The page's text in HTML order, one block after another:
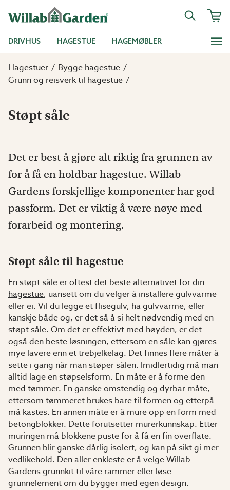
DRIVHUS HAGESTUE HAGEMØBLER
Hagestuer
Bygge hagestue
Grunn og reisverk til hagestue
Støpt såle
Det er best å gjøre alt riktig fra grunnen av
for å få en holdbar hagestue. Willab
Gardens forskjellige komponenter har god
passform. Det er viktig å være nøye med
forarbeid og montering.
Støpt såle til hagestue
En støpt såle er oftest det beste alternativet for din
hagestue, uansett om du velger å installere gulvvarme
eller ei. Vil du legge et flisegulv, ha gulvvarme, eller
kanskje både og, er det så å si helt nødvendig med en
støpt såle. Om det er effektivt med høyden, er det
også den beste løsningen, ettersom en såle kan gjøres
mye lavere enn et trebjelkelag. Det finnes flere måter å
sette i gang når man støper sålen. Imidlertidig må man
alltid lage en støpselsform. En måte er å forme den
med tømmer. En ganske omstendig og dyrbar måte,
ettersom tømmeret brukes bare til formen og etterpå
må kastes. En annen måte er å mure opp en form med
betongblokker. Dette forutsetter murerkunnskap. Etter
muringen må blokkene puste for å få en fin overflate.
Grunnen blir ganske dårlig isolert, og kan på sikt gi mer
vedlikehold. Den aller enkleste er å velge Willab
Gardens grunnkit til våre rammer eller løse
grunnelement om du bygger med egen design.